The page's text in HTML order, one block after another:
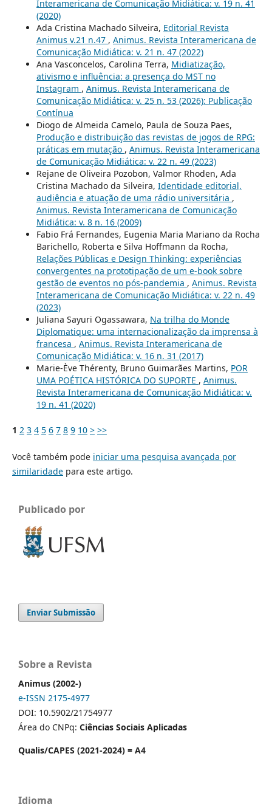
Interamericana de Comunicação Midiática: v. 19 n. 41
(2020)
Ada Cristina Machado Silveira, Editorial Revista
Animus v.21 n.47 , Animus. Revista Interamericana de
Comunicação Midiática: v. 21 n. 47 (2022)
Ana Vasconcelos, Carolina Terra, Midiatização,
ativismo e influência: a presença do MST no
Instagram , Animus. Revista Interamericana de
Comunicação Midiática: v. 25 n. 53 (2026): Publicação
Contínua
Diogo de Almeida Camelo, Paula de Souza Paes,
Produção e distribuição das revistas de jogos de RPG:
práticas em mutação , Animus. Revista Interamericana
de Comunicação Midiática: v. 22 n. 49 (2023)
Rejane de Oliveira Pozobon, Valmor Rhoden, Ada
Cristina Machado da Silveira, Identidade editorial,
audiência e atuação de uma rádio universitária ,
Animus. Revista Interamericana de Comunicação
Midiática: v. 8 n. 16 (2009)
Fabio Frá Fernandes, Eugenia Maria Mariano da Rocha
Barichello, Roberta e Silva Hoffmann da Rocha,
Relações Públicas e Design Thinking: experiências
convergentes na prototipação de um e-book sobre
gestão de eventos no pós-pandemia , Animus. Revista
Interamericana de Comunicação Midiática: v. 22 n. 49
(2023)
Juliana Sayuri Ogassawara, Na trilha do Monde
Diplomatique: uma internacionalização da imprensa à
francesa , Animus. Revista Interamericana de
Comunicação Midiática: v. 16 n. 31 (2017)
Marie-Ève Thérenty, Bruno Guimarães Martins, POR
UMA POÉTICA HISTÓRICA DO SUPORTE , Animus.
Revista Interamericana de Comunicação Midiática: v.
19 n. 41 (2020)
1 2 3 4 5 6 7 8 9 10 > >>
Você também pode iniciar uma pesquisa avançada por
similaridadepara este artigo.
Publicado por
Enviar Submissão
Sobre a Revista
Animus (2002-)
e-ISSN 2175-4977
DOI: 10.5902/21754977
Área do CNPq: Ciências Sociais Aplicadas
Qualis/CAPES (2021-2024) = A4
Idioma